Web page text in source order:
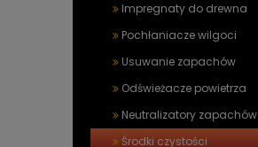
Impregnaty do drewna
Pochłaniacze wilgoci
Usuwanie zapachów
Odświeżacze powietrza
Neutralizatory zapachów
Środki czystości